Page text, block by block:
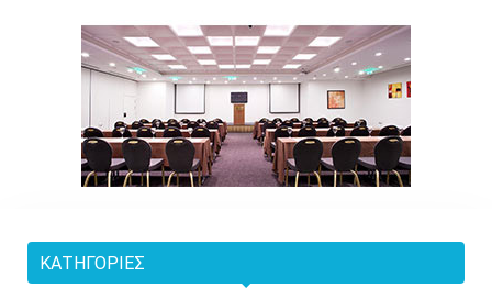
ΚΑΤΗΓΟΡΊΕΣ